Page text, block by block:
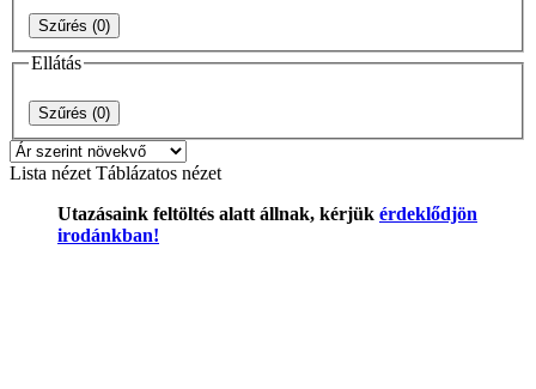
Szűrés (0)
Ellátás
Szűrés (0)
Lista nézet Táblázatos nézet
Utazásaink feltöltés alatt állnak, kérjük érdeklődjön
irodánkban!